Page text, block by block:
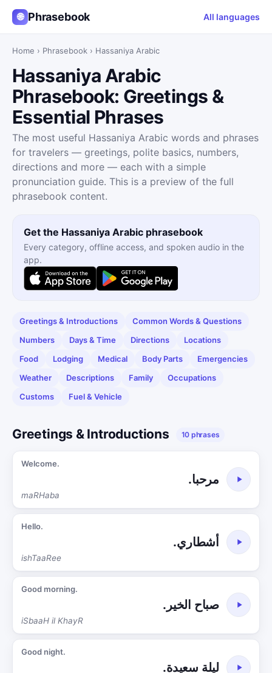
🌐 Phrasebook All languages
Home › Phrasebook › Hassaniya Arabic
Hassaniya Arabic
Phrasebook: Greetings &
Essential Phrases
The most useful Hassaniya Arabic words and phrases
for travelers — greetings, polite basics, numbers,
directions and more — each with a simple
pronunciation guide. This is a preview of the full
phrasebook content.
Get the Hassaniya Arabic phrasebook
Every category, offline access, and spoken audio in the
app.
Greetings & Introductions
Common Words & Questions
Numbers
Days & Time Directions
Locations
Food
Lodging Medical Body Parts
Emergencies
Weather
Descriptions Family
Occupations
Customs
Fuel & Vehicle
Greetings & Introductions 10 phrases
Welcome.
مرحبا.
maRHaba
Hello.
أشطاري.
ishTaaRee
Good morning.
صباح الخير.
iSbaaH il KhayR
Good night.
ليلة سعيدة.